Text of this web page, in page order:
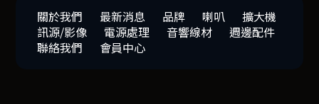
關於我們 最新消息 品牌 喇叭
擴大機
訊源/影像
電源處理 音響線材
週邊配件
聯絡我們
會員中心